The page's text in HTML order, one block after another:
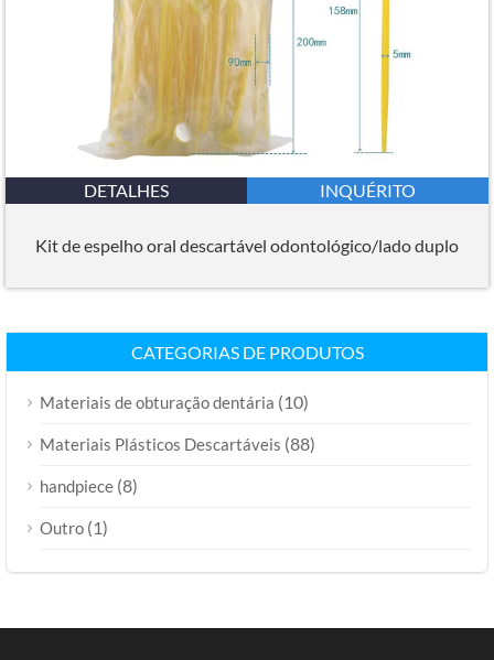
DETALHES INQUÉRITO
Kit de espelho oral descartável odontológico/lado duplo
CATEGORIAS DE PRODUTOS
Materiais de obturação dentária (10)
Materiais Plásticos Descartáveis (88)
handpiece (8)
Outro (1)